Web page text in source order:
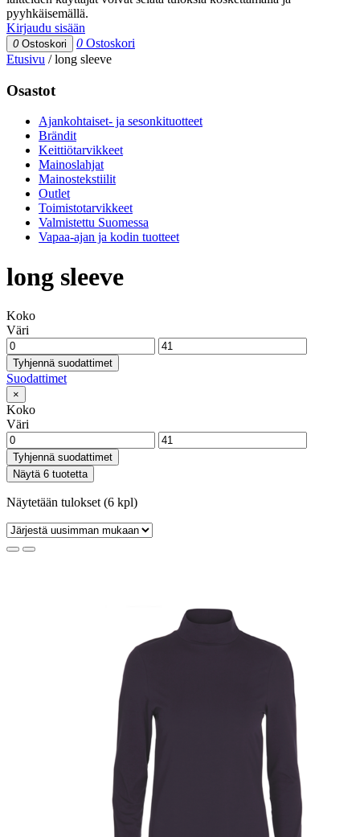
pyyhkäisemällä.
Kirjaudu sisään
0 Ostoskori 0 Ostoskori
Etusivu /long sleeve
Osastot
Ajankohtaiset- ja sesonkituotteet
Brändit
Keittiötarvikkeet
Mainoslahjat
Mainostekstiilit
Outlet
Toimistotarvikkeet
Valmistettu Suomessa
Vapaa-ajan ja kodin tuotteet
long sleeve
Koko
Väri
Tyhjennä suodattimet
Suodattimet
×
Koko
Väri
Tyhjennä suodattimet
Näytä 6 tuotetta
Näytetään tulokset (6 kpl)